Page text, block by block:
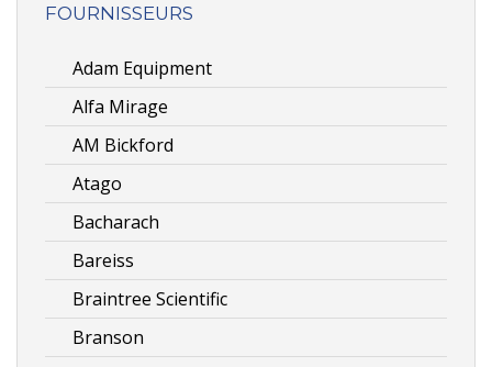
FOURNISSEURS
Adam Equipment
Alfa Mirage
AM Bickford
Atago
Bacharach
Bareiss
Braintree Scientific
Branson